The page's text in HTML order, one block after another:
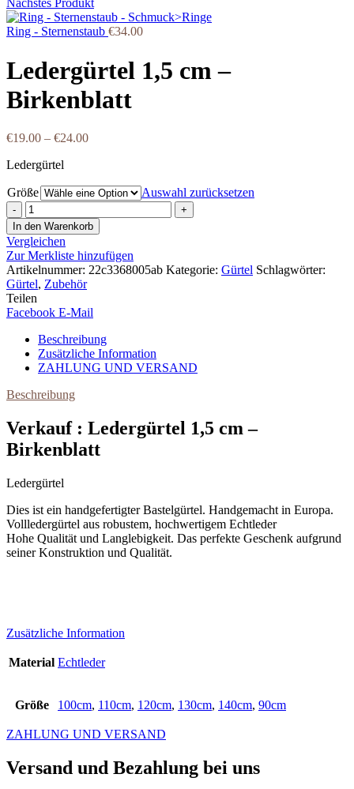
Nächstes Produkt
Ring - Sternenstaub €34.00
Ledergürtel 1,5 cm –
Birkenblatt
€19.00 – €24.00
Ledergürtel
Größe
Auswahl zurücksetzen
Ledergürtel
1,5
cm
-
Birkenblatt
Menge
In den Warenkorb
Vergleichen
Zur Merkliste hinzufügen
Artikelnummer: 22c3368005ab Kategorie: Gürtel Schlagwörter:
Gürtel, Zubehör
Teilen
Facebook E-Mail
Beschreibung
Zusätzliche Information
ZAHLUNG UND VERSAND
Beschreibung
Verkauf : Ledergürtel 1,5 cm –
Birkenblatt
Ledergürtel
Dies ist ein handgefertigter Bastelgürtel. Handgemacht in Europa.
Vollledergürtel aus robustem, hochwertigem Echtleder
Hohe Qualität und Langlebigkeit. Das perfekte Geschenk aufgrund
seiner Konstruktion und Qualität.
Zusätzliche Information
Material Echtleder
Größe 100cm, 110cm, 120cm, 130cm, 140cm, 90cm
ZAHLUNG UND VERSAND
Versand und Bezahlung bei uns